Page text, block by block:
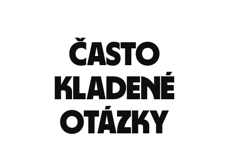
Často
kladené
otázky